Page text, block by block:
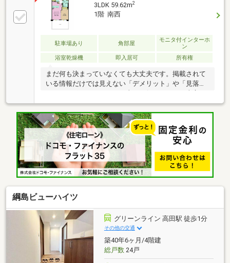
3LDK 59.62m2
1階 南西
駐車場あり 角部屋
モニタ付インターホ
ン
浴室乾燥機
即入居可 所有権
まだ何も決まっていなくても大丈夫です。掲載されて
いる情報だけでは見えない「デメリット」や「見落と
ウス品川では、物件のご紹介だけでなく、「どう選ぶ
か」までしっかりサポート。現地でしか分からない空
気感や周辺環境も含めて、一緒に納得できる住まい探
しを進めていきましょう。相談だけでも大歓迎です。
まだご希望が定まっていなくても大丈夫。まずはお気
軽にご相談ください。
綱島ビューハイツ
グリーンライン 高田駅 徒歩1分
その他の交通
築40年6ヶ月/4階建
総戸数24戸